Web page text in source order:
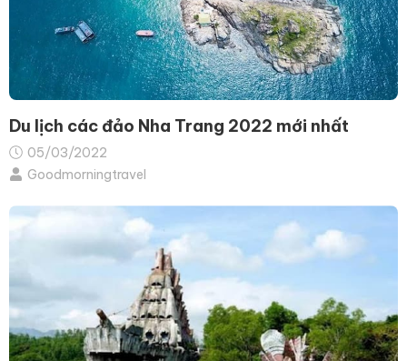
Du lịch các đảo Nha Trang 2022 mới nhất
05/03/2022
Goodmorningtravel